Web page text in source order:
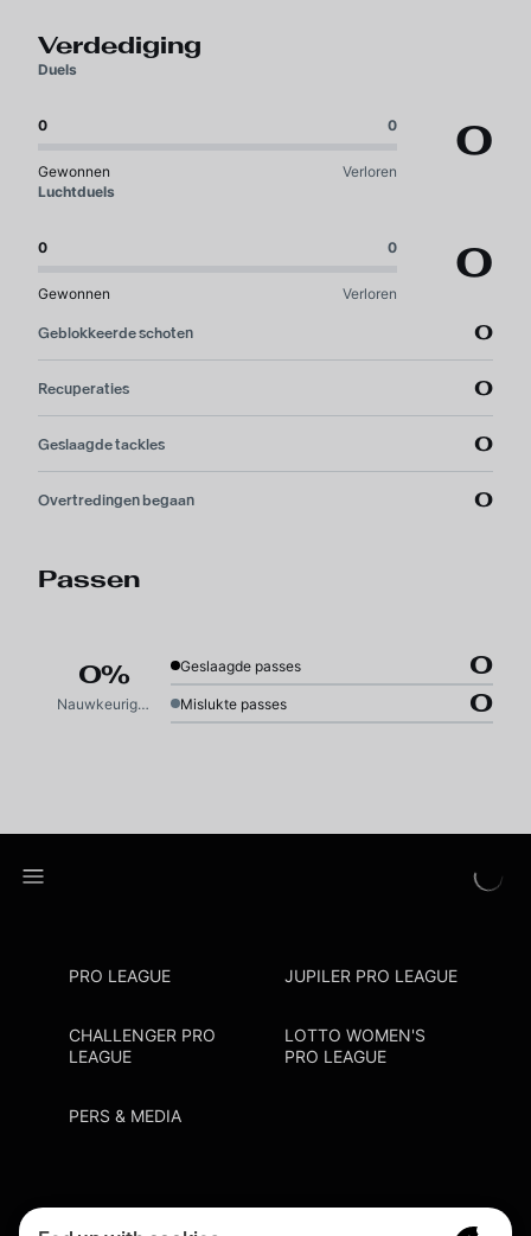
Verdediging
Duels
0 0
Gewonnen Verloren
0
Luchtduels
0 0
Gewonnen Verloren
0
Geblokkeerde schoten 0
Recuperaties 0
Geslaagde tackles 0
Overtredingen begaan 0
Passen
0%
Nauwkeurigheid
Geslaagde passes 0
Mislukte passes 0
PRO LEAGUE JUPILER PRO LEAGUE
CHALLENGER PRO
LEAGUE
LOTTO WOMEN'S
PRO LEAGUE
PERS & MEDIA